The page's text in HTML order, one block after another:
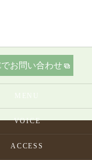
お問い合わせ
MENU
VOICE
ACCESS